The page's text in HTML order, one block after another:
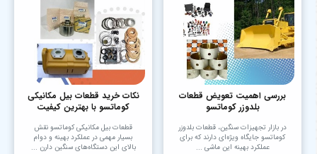
بررسی اهمیت تعویض قطعات
بلدوزر کوماتسو
در بازار تجهیزات سنگین، قطعات بلدوزر
کوماتسو جایگاه ویژه‌ای دارند که برای
عملکرد بهینه این ماشی ...
نکات خرید قطعات بیل مکانیکی
کوماتسو با بهترین کیفیت
قطعات بیل مکانیکی کوماتسو نقش
بسیار مهمی در عملکرد بهینه و دوام
بالای این دستگاه‌های سنگین دارن ...